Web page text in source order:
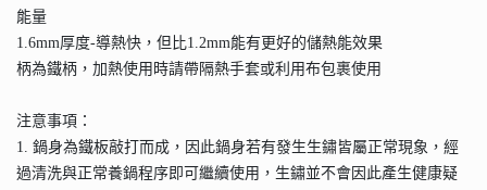
能量
1.6mm厚度-導熱快，但比1.2mm能有更好的儲熱能效果
柄為鐵柄，加熱使用時請帶隔熱手套或利用布包裹使用
注意事項：
1. 鍋身為鐵板敲打而成，因此鍋身若有發生生鏽皆屬正常現象，經
過清洗與正常養鍋程序即可繼續使用，生鏽並不會因此產生健康疑